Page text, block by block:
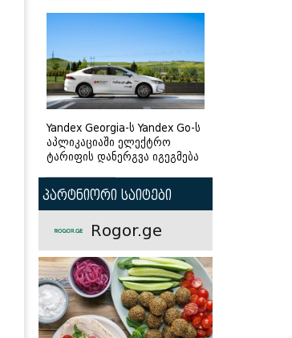
Yandex Georgia-ს Yandex Go-ს
აპლიკაციაში ელექტრო
ტარიფის დანერგვა იგეგმება
პარტნიორი საიტები
Rogor.ge